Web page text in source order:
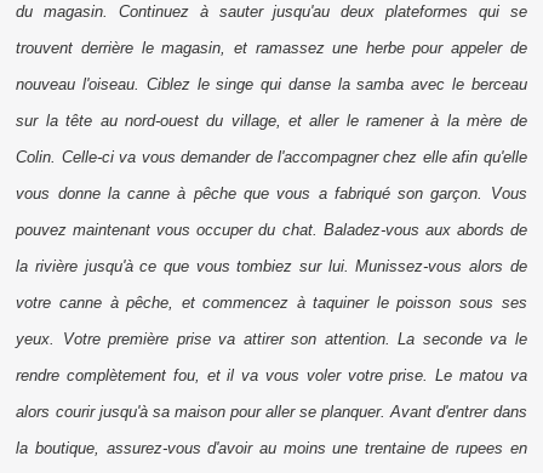
du magasin. Continuez à sauter jusqu'au deux plateformes qui se
trouvent derrière le magasin, et ramassez une herbe pour appeler de
nouveau l'oiseau. Ciblez le singe qui danse la samba avec le berceau
sur la tête au nord-ouest du village, et aller le ramener à la mère de
Colin. Celle-ci va vous demander de l'accompagner chez elle afin qu'elle
vous donne la canne à pêche que vous a fabriqué son garçon. Vous
pouvez maintenant vous occuper du chat. Baladez-vous aux abords de
la rivière jusqu'à ce que vous tombiez sur lui. Munissez-vous alors de
votre canne à pêche, et commencez à taquiner le poisson sous ses
yeux. Votre première prise va attirer son attention. La seconde va le
rendre complètement fou, et il va vous voler votre prise. Le matou va
alors courir jusqu'à sa maison pour aller se planquer. Avant d'entrer dans
la boutique, assurez-vous d'avoir au moins une trentaine de rupees en